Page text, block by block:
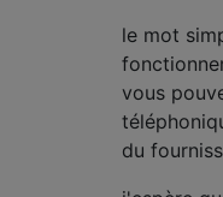
le mot
vous
du